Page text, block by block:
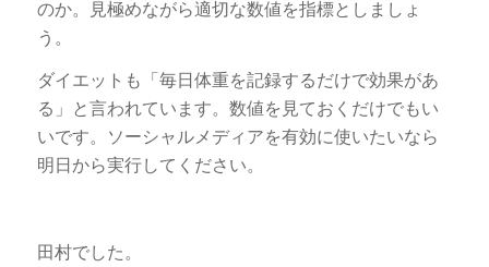
のか。見極めながら適切な数値を指標としましょ
う。
ダイエットも「毎日体重を記録するだけで効果があ
る」と言われています。数値を見ておくだけでもい
いです。ソーシャルメディアを有効に使いたいなら
明日から実行してください。
田村でした。